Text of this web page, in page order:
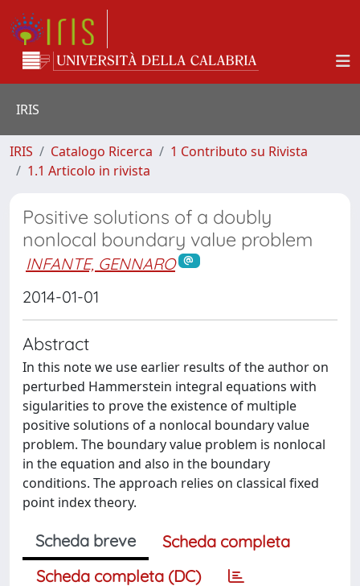
IRIS
IRIS Catalogo Ricerca
1 Contributo su Rivista
1.1 Articolo in rivista
Positive solutions of a doubly
nonlocal boundary value problem
INFANTE, GENNARO
2014-01-01
Abstract
In this note we use earlier results of the author on
perturbed Hammerstein integral equations with
sigularities to prove the existence of multiple
positive solutions of a nonlocal boundary value
problem. The boundary value problem is nonlocal
in the equation and also in the boundary
conditions. The approach relies on classical fixed
point index theory.
Scheda breve
Scheda completa
Scheda completa (DC)